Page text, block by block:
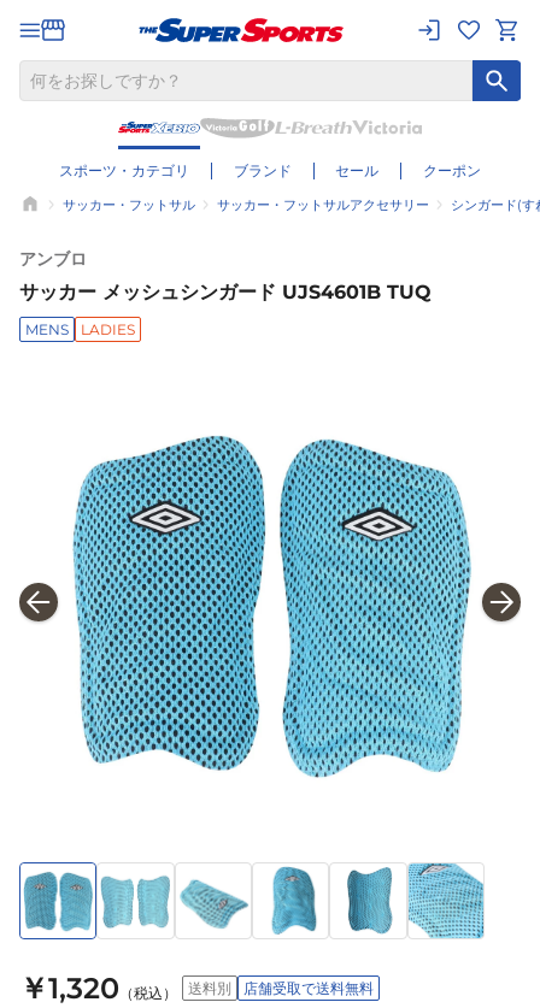
スポーツ・カテゴリ ブランド セール クーポン
サッカー・フットサル サッカー・フットサルアクセサリー シンガード(
アンブロ
サッカー メッシュシンガード UJS4601B TUQ
MENS LADIES
￥1,320 （税込） 送料別 店舗受取で送料無料